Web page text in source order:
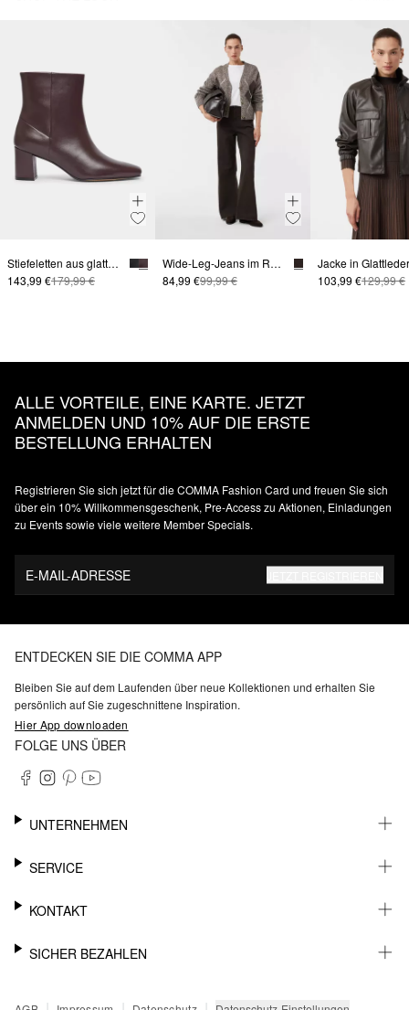
Stiefeletten aus glattem Rindsleder
143,99 €179,99 €
Wide-Leg-Jeans im Relaxed Fit
84,99 €99,99 € 103,99 €129,99 €
ALLE VORTEILE, EINE KARTE. JETZT
ANMELDEN UND 10% AUF DIE ERSTE
BESTELLUNG ERHALTEN
Registrieren Sie sich jetzt für die COMMA Fashion Card und freuen Sie sich
über ein 10% Willkommensgeschenk, Pre-Access zu Aktionen, Einladungen
zu Events sowie viele weitere Member Specials.
E-MAIL-ADRESSE
ENTDECKEN SIE DIE COMMA APP
Bleiben Sie auf dem Laufenden über neue Kollektionen und erhalten Sie
persönlich auf Sie zugeschnittene Inspiration.
Hier App downloaden
FOLGE UNS ÜBER
UNTERNEHMEN
KARRIERE
BARRIEREFREIHEIT
SERVICE
WHATSAPP
MEIN KONTO
KONTAKT
SUPPORT
SICHER BEZAHLEN